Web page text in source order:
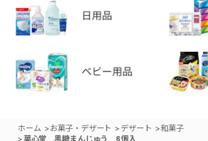
ホーム >お菓子・デザート > デザート >和菓子
>菓心堂 黒糖まんじゅう 6個入